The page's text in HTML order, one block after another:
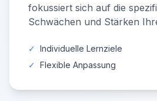
fokussiert sich auf die
Schwächen und Stärken
✓ Individuelle Lernziele
✓ Flexible Anpassung